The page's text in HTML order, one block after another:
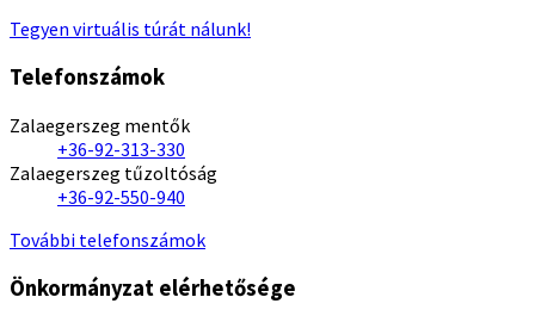
Tegyen virtuális túrát nálunk!
Telefonszámok
Zalaegerszeg mentők
+36-92-313-330
Zalaegerszeg tűzoltóság
+36-92-550-940
További telefonszámok
Önkormányzat elérhetősége